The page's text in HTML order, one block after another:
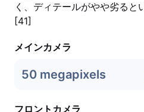
く、ディテールがやや劣ると
[41]
メインカメラ
50 megapixels
フロントカメラ